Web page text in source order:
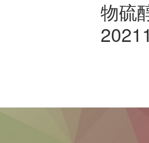
物硫